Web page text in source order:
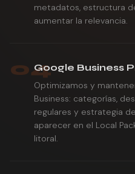
metadatos, estructura
aumentar la relevancia.
04Google Business
Optimizamos y
Business: categorías,
regulares y estrategia
aparecer en el Local
litoral.